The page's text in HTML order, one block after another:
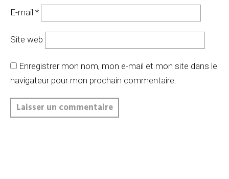
E-mail *
Site web
Enregistrer mon nom, mon e-mail et mon site dans le
navigateur pour mon prochain commentaire.